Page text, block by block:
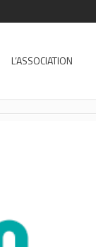
L’ASSOCIATION